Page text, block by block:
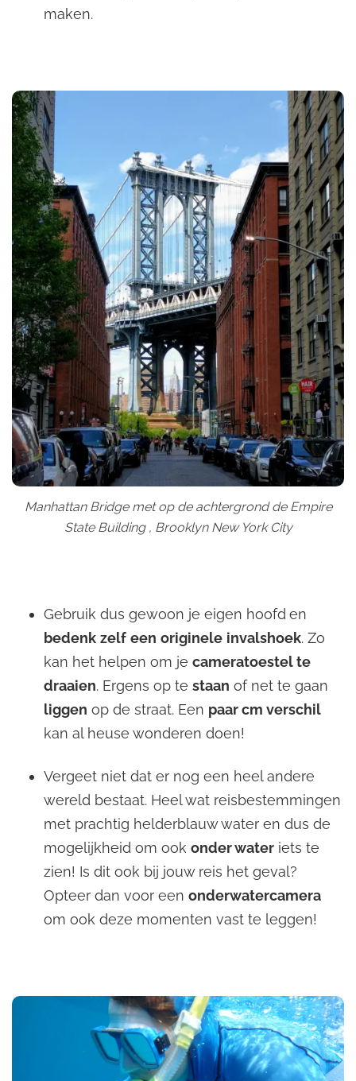
maken.
Manhattan Bridge met op de achtergrond de Empire
State Building , Brooklyn New York City
Gebruik dus gewoon je eigen hoofden
bedenk zelf een originele invalshoek. Zo
kan het helpen om je cameratoestel te
draaien. Ergens op te staan of net te gaan
liggen op de straat. Een paar cm verschil
kan al heuse wonderen doen!
Vergeet niet dat er nog een heel andere
wereld bestaat. Heel wat reisbestemmingen
met prachtig helderblauw water en dus de
mogelijkheid om ook onder water iets te
zien! Is dit ook bij jouw reis het geval?
Opteer dan voor een onderwatercamera
om ook deze momenten vast te leggen!